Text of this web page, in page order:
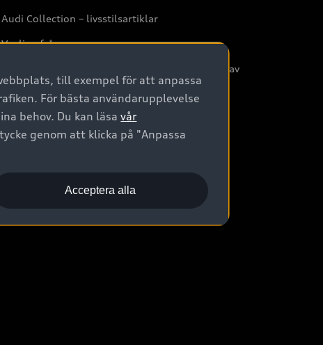
Audi Collection – livsstilsartiklar
Vanliga frågor
2G/3G nätet stängs ned - Hur påverkas min bil av
detta?
till exempel för att anpassa
För bästa användarupplevelse
behov. Du kan läsavår
genom att klicka på "Anpassa
Acceptera alla